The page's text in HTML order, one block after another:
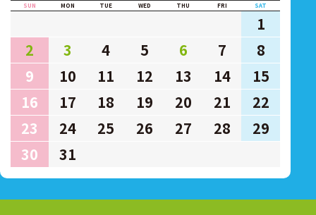
SUN MON TUE WED THU FRI SAT
1
2
3 4 5 6 7
8
9
10 11 12 13 14
15
16
17 18 19 20 21
22
23
24 25 26 27 28
29
30
31